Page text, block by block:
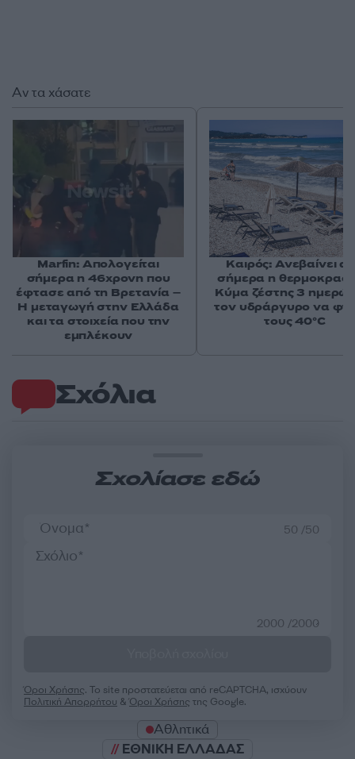
Σχόλια
Σχολίασε εδώ
50 /50
2000 /2000
Όροι Χρήσης. Το site προστατεύεται από reCAPTCHA, ισχύουν
Πολιτική Απορρήτου &Όροι Χρήσης της Google.
Αθλητικά
ΕΘΝΙΚΗ ΕΛΛΑΔΑΣ
Αν τα χάσατε
Marfin: Απολογείται
σήμερα η 46χρονη που
έφτασε από τη Βρετανία –
Η μεταγωγή στην Ελλάδα
και τα στοιχεία που την
εμπλέκουν
Καιρός: Ανεβαίνει
σήμερα η
Κύμα ζέστης 3
τον υδράργυρο να
τους 40°C